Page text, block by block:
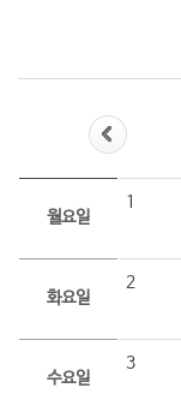
월요일
1
화요일
2
수요일
3